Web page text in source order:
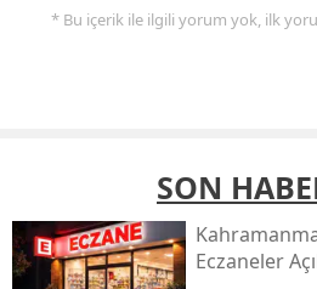
* Bu içerik ile ilgili yorum yok, ilk
SON
Eczaneler